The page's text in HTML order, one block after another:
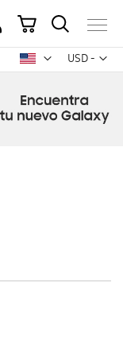
USD -
dólar
Mi carrito